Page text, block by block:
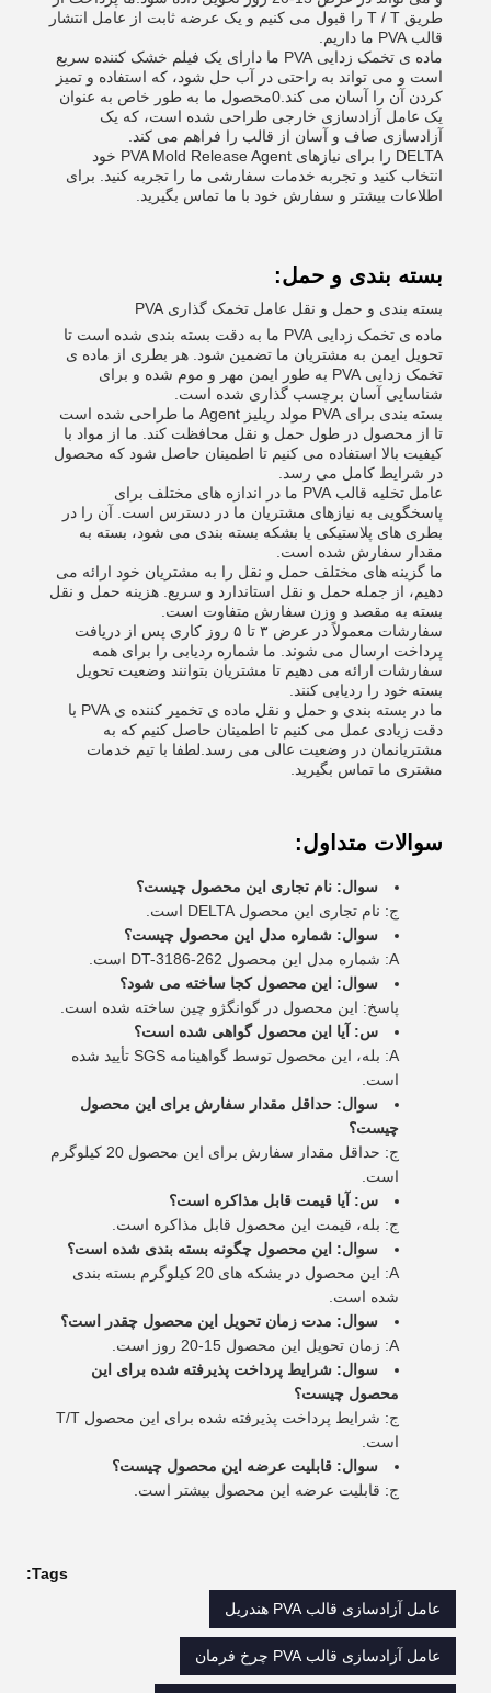
طریق T / T را قبول می کنیم و یک عرضه ثابت از عامل انتشار
قالب PVA ما داریم.
ماده ی تخمک زدایی PVA ما دارای یک فیلم خشک کننده سریع
است و می تواند به راحتی در آب حل شود، که استفاده و تمیز
کردن آن را آسان می کند.0محصول ما به طور خاص به عنوان
یک عامل آزادسازی خارجی طراحی شده است، که یک
آزادسازی صاف و آسان از قالب را فراهم می کند.
DELTA را برای نیازهای PVA Mold Release Agent خود
انتخاب کنید و تجربه خدمات سفارشی ما را تجربه کنید. برای
اطلاعات بیشتر و سفارش خود با ما تماس بگیرید.
بسته بندی و حمل:
بسته بندی و حمل و نقل عامل تخمک گذاری PVA
ماده ی تخمک زدایی PVA ما به دقت بسته بندی شده است تا
تحویل ایمن به مشتریان ما تضمین شود. هر بطری از ماده ی
تخمک زدایی PVA به طور ایمن مهر و موم شده و برای
شناسایی آسان برچسب گذاری شده است.
بسته بندی برای PVA مولد ریلیز Agent ما طراحی شده است
تا از محصول در طول حمل و نقل محافظت کند. ما از مواد با
کیفیت بالا استفاده می کنیم تا اطمینان حاصل شود که محصول
در شرایط کامل می رسد.
عامل تخلیه قالب PVA ما در اندازه های مختلف برای
پاسخگویی به نیازهای مشتریان ما در دسترس است. آن را در
بطری های پلاستیکی یا بشکه بسته بندی می شود، بسته به
مقدار سفارش شده است.
ما گزینه های مختلف حمل و نقل را به مشتریان خود ارائه می
دهیم، از جمله حمل و نقل استاندارد و سریع. هزینه حمل و نقل
بسته به مقصد و وزن سفارش متفاوت است.
سفارشات معمولاً در عرض ۳ تا ۵ روز کاری پس از دریافت
پرداخت ارسال می شوند. ما شماره ردیابی را برای همه
سفارشات ارائه می دهیم تا مشتریان بتوانند وضعیت تحویل
بسته خود را ردیابی کنند.
ما در بسته بندی و حمل و نقل ماده ی تخمیر کننده ی PVA با
دقت زیادی عمل می کنیم تا اطمینان حاصل کنیم که به
مشتریانمان در وضعیت عالی می رسد.لطفا با تیم خدمات
مشتری ما تماس بگیرید.
سوالات متداول:
سوال: نام تجاری این محصول چیست؟
ج: نام تجاری این محصول DELTA است.
سوال: شماره مدل این محصول چیست؟
A: شماره مدل این محصول DT-3186-262 است.
سوال: این محصول کجا ساخته می شود؟
پاسخ: این محصول در گوانگژو چین ساخته شده است.
س: آیا این محصول گواهی شده است؟
A: بله، این محصول توسط گواهینامه SGS تأیید شده
است.
سوال: حداقل مقدار سفارش برای این محصول
چیست؟
ج: حداقل مقدار سفارش برای این محصول 20 کیلوگرم
است.
س: آیا قیمت قابل مذاکره است؟
ج: بله، قیمت این محصول قابل مذاکره است.
سوال: این محصول چگونه بسته بندی شده است؟
A: این محصول در بشکه های 20 کیلوگرم بسته بندی
شده است.
سوال: مدت زمان تحویل این محصول چقدر است؟
A: زمان تحویل این محصول 15-20 روز است.
سوال: شرایط پرداخت پذیرفته شده برای این
محصول چیست؟
ج: شرایط پرداخت پذیرفته شده برای این محصول T/T
است.
سوال: قابلیت عرضه این محصول چیست؟
ج: قابلیت عرضه این محصول بیشتر است.
Tags:
عامل آزادسازی قالب PVA هندریل
عامل آزادسازی قالب PVA چرخ فرمان